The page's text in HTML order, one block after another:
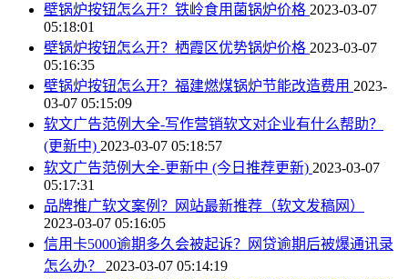
壁锅炉按钮怎么开？铁岭食用菌锅炉价格 2023-03-07
05:18:01
壁锅炉按钮怎么开？栖霞区优势锅炉价格 2023-03-07
05:16:35
壁锅炉按钮怎么开？福建燃煤锅炉节能改造费用 2023-
03-07 05:15:09
软文广告范例大全-写作营销软文对企业有什么帮助？
(更新中) 2023-03-07 05:18:57
软文广告范例大全-更新中 (今日推荐更新) 2023-03-07
05:17:31
品牌推广软文案例？网站最新推荐（软文发稿网）
2023-03-07 05:16:05
信用卡5000逾期多久会被起诉？网贷逾期后被爆通讯录
怎么办？ 2023-03-07 05:14:19